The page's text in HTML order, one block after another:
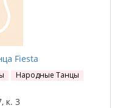
Fiesta
Народные Танцы
к. 3